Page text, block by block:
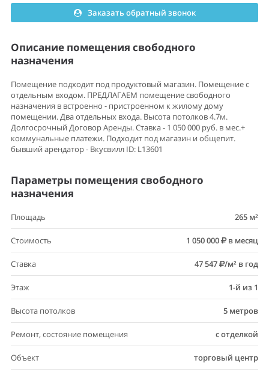
Заказать обратный звонок
Описание помещения свободного
назначения
Помещение подходит под продуктовый магазин. Помещение с
отдельным входом. ПРЕДЛАГАЕМ помещение свободного
назначения в встроенно - пристроенном к жилому дому
помещении. Два отдельных входа. Высота потолков 4.7м.
Долгосрочный Договор Аренды. Ставка - 1 050 000 руб. в мес.+
коммунальные платежи. Подходит под магазин и общепит.
бывший арендатор - Вкусвилл ID: L13601
Параметры помещения свободного
назначения
Площадь 265 м²
Стоимость 1 050 000 в месяц
Ставка 47 547 /м² в год
Этаж 1-й из 1
Высота потолков 5 метров
Ремонт, состояние помещения с отделкой
Объект торговый центр